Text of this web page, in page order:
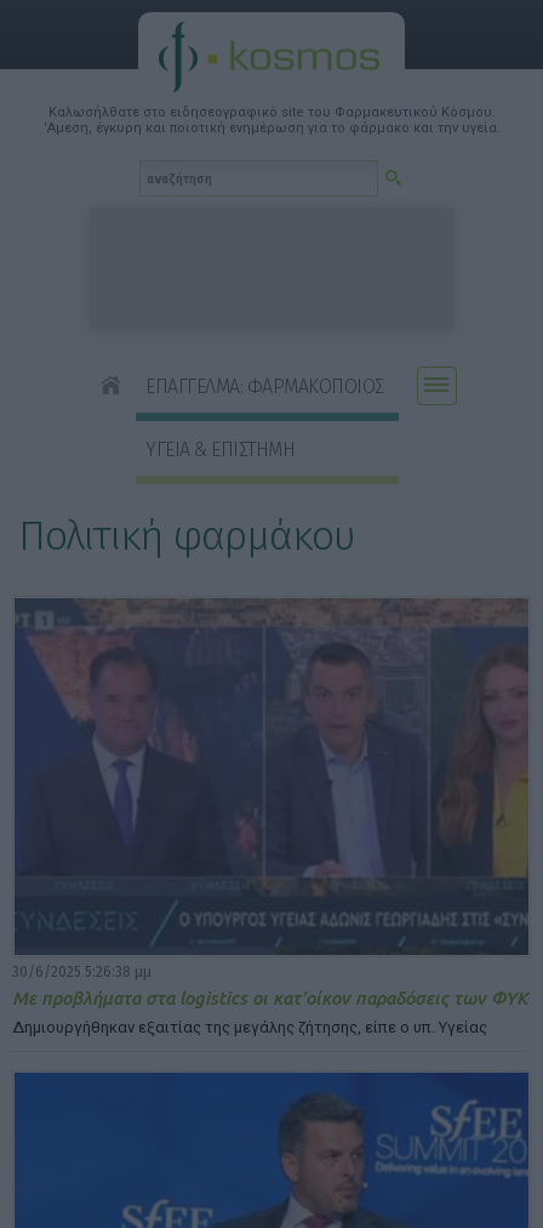
Καλωσήλθατε στο ειδησεογραφικό site του Φαρμακευτικού Κόσμου.
'Αμεση, έγκυρη και ποιοτική ενημέρωση για το φάρμακο και την υγεία.
ΕΠΑΓΓΕΛΜΑ: ΦΑΡΜΑΚΟΠΟΙΟΣ
ΥΓΕΙΑ & ΕΠΙΣΤΗΜΗ
Πολιτική φαρμάκου
ΕΠΙΛΟΓΕΣ ΕΜΦΑΝΙΣΗΣ ΑΡΘΡΩΝ:
30/6/2025 5:26:38 μμ
Με προβλήματα στα logistics οι κατ’οίκον παραδόσεις των ΦΥΚ
Δημιουργήθηκαν εξαιτίας της μεγάλης ζήτησης, είπε ο υπ. Υγείας